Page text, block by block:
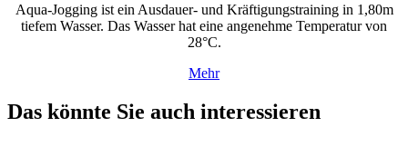
Aqua-Jogging ist ein Ausdauer- und Kräftigungstraining in 1,80m
tiefem Wasser. Das Wasser hat eine angenehme Temperatur von
28°C.
Mehr
Das könnte Sie auch interessieren